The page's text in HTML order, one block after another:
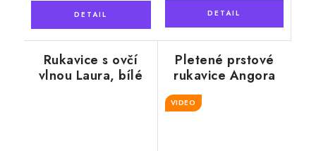
Rukavice s ovčí
vlnou Laura, bílé
Pletené prstové
rukavice Angora
VIDEO